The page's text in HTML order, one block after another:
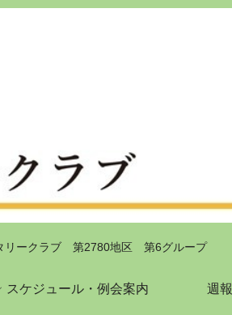
リークラブ 第2780地区 第6グループ
スケジュール・例会案内 週報